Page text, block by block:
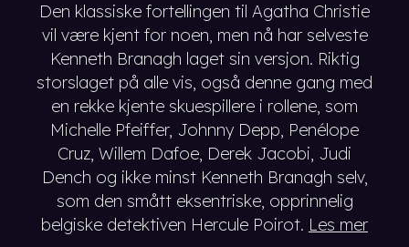
Den klassiske fortellingen til Agatha Christie
vil være kjent for noen, men nå har selveste
Kenneth Branagh laget sin versjon. Riktig
storslaget på alle vis, også denne gang med
en rekke kjente skuespillere i rollene, som
Michelle Pfeiffer, Johnny Depp, Penélope
Cruz, Willem Dafoe, Derek Jacobi, Judi
Dench og ikke minst Kenneth Branagh selv,
som den smått eksentriske, opprinnelig
belgiske detektiven Hercule Poirot. Les mer